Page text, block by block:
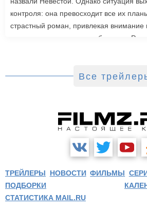
контроля: она превосходит все их
страстный роман, привлекая
радикальную реакцию в обществе.
выйдет в зарубежный прокат 6 марта.
Все
ТРЕЙЛЕРЫ НОВОСТИ ФИЛЬМЫ
ПОДБОРКИ
СТАТИСТИКА MAIL.RU